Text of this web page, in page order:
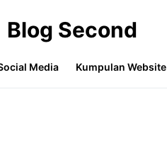
Blog Second
Media Kumpulan Website